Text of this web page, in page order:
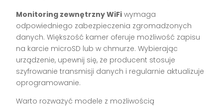
Monitoring zewnętrzny WiFi wymaga
odpowiedniego zabezpieczenia zgromadzonych
danych. Większość kamer oferuje możliwość zapisu
na karcie microSD lub w chmurze. Wybierając
urządzenie, upewnij się, że producent stosuje
szyfrowanie transmisji danych i regularnie aktualizuje
oprogramowanie.
Warto rozważyć modele z możliwością